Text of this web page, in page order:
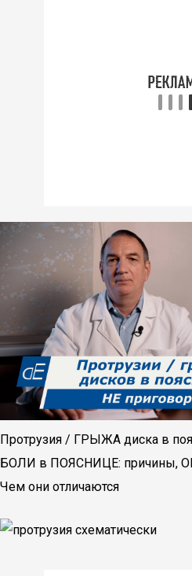
Протрузия / ГРЫЖА диска в
БОЛИ в ПОЯСНИЦЕ: причины,
Чем они отличаются